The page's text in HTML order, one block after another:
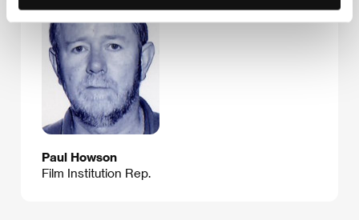
Paul Howson
Film Institution Rep.